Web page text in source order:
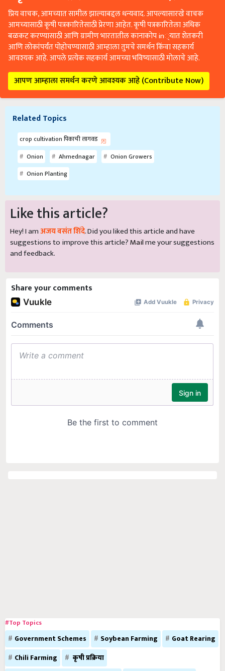
प्रिय वाचक, आमच्यात सामील झाल्याबद्दल धन्यवाद. आपल्यासारखे वाचक
आमच्यासाठी कृषी पत्रकारितेसाठी प्रेरणा आहेत. कृषी पत्रकारितेला अधिक
बळकट करण्यासाठी आणि ग्रामीण भारतातील कानाकोप in्यात शेतकरी
आणि लोकांपर्यंत पोहोचण्यासाठी आम्हाला तुमचे समर्थन किंवा सहकार्य
आवश्यक आहे. आपले प्रत्येक सहकार्य आमच्या भविष्यासाठी मोलाचे आहे.
आपण आम्हाला समर्थन करणे आवश्यक आहे (Contribute Now)
Related Topics
crop cultivation पिकाची लागवड
Onion
Ahmednagar
Onion Growers
Onion Planting
Like this article?
Hey! I amअजय वसंत शिंदे. Did you liked this article and have
suggestions to improve this article?Mailme your suggestions
and feedback.
Share your comments
#Top Topics
Government Schemes Soybean Farming
Goat Rearing
Chili Farming
कृषी प्रक्रिया